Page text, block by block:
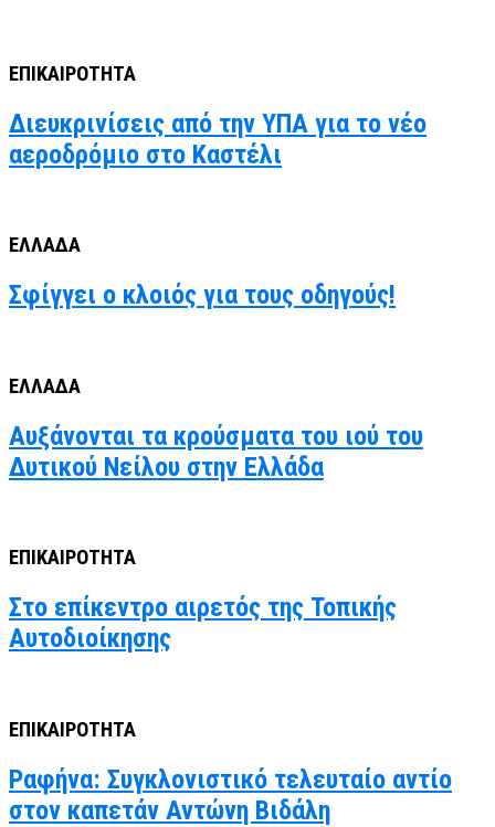
ΕΠΙΚΑΙΡΟΤΗΤΑ
Διευκρινίσεις από την ΥΠΑ για το νέο
αεροδρόμιο στο Καστέλι
ΕΛΛΑΔΑ
Σφίγγει ο κλοιός για τους οδηγούς!
ΕΛΛΑΔΑ
Αυξάνονται τα κρούσματα του ιού του
Δυτικού Νείλου στην Ελλάδα
ΕΠΙΚΑΙΡΟΤΗΤΑ
Στο επίκεντρο αιρετός της Τοπικής
Αυτοδιοίκησης
ΕΠΙΚΑΙΡΟΤΗΤΑ
Ραφήνα: Συγκλονιστικό τελευταίο αντίο
στον καπετάν Αντώνη Βιδάλη